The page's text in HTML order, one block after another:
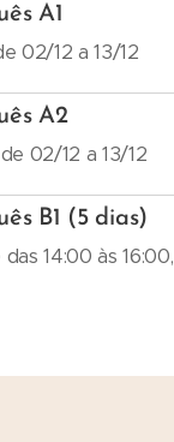
A1
02/12 a 13/12
A2
02/12 a 13/12
B1 (5 dias)
14:00 às 16:00,